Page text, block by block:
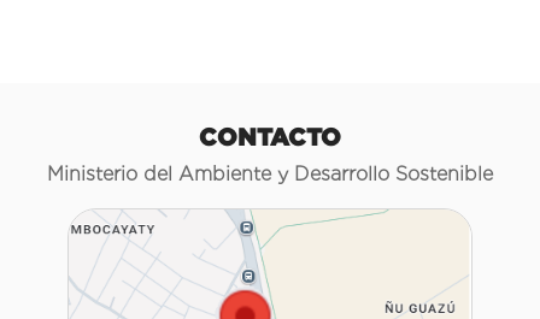
CONTACTO
Ministerio del Ambiente y Desarrollo Sostenible